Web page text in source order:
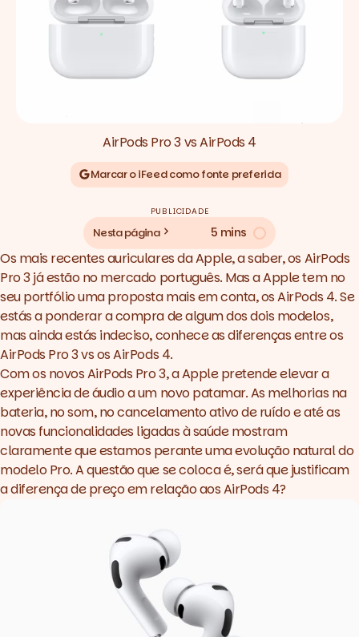
AirPods Pro 3 vs AirPods 4
Marcar o iFeed como fonte preferida
PUBLICIDADE
Nesta página 5 mins
Os mais recentes auriculares da Apple, a saber, os AirPods
Pro 3 já estão no mercado português. Mas a Apple tem no
seu portfólio uma proposta mais em conta, os AirPods 4. Se
estás a ponderar a compra de algum dos dois modelos,
mas ainda estás indeciso, conhece as diferenças entre os
AirPods Pro 3 vs os AirPods 4.
Com os novos AirPods Pro 3, a Apple pretende elevar a
experiência de áudio a um novo patamar. As melhorias na
bateria, no som, no cancelamento ativo de ruído e até as
novas funcionalidades ligadas à saúde mostram
claramente que estamos perante uma evolução natural do
modelo Pro. A questão que se coloca é, será que justificam
a diferença de preço em relação aos AirPods 4?